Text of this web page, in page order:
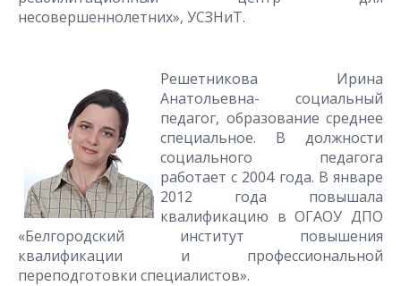
несовершеннолетних», УСЗНиТ.
Решетникова Ирина
Анатольевна- социальный
педагог, образование среднее
специальное. В должности
социального педагога
работает с 2004 года. В январе
2012 года повышала
квалификацию в ОГАОУ ДПО
«Белгородский институт повышения
квалификации и профессиональной
переподготовки специалистов».